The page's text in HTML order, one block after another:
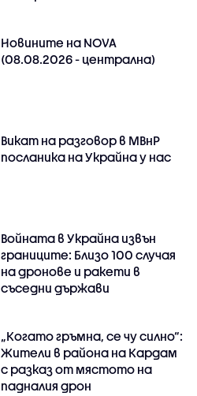
Новините на NOVA
(08.08.2026 - централна)
Викат на разговор в МВнР
посланика на Украйна у нас
Войната в Украйна извън
границите: Близо 100 случая
на дронове и ракети в
съседни държави
„Когато гръмна, се чу силно“:
Жители в района на Кардам
с разказ от мястото на
падналия дрон